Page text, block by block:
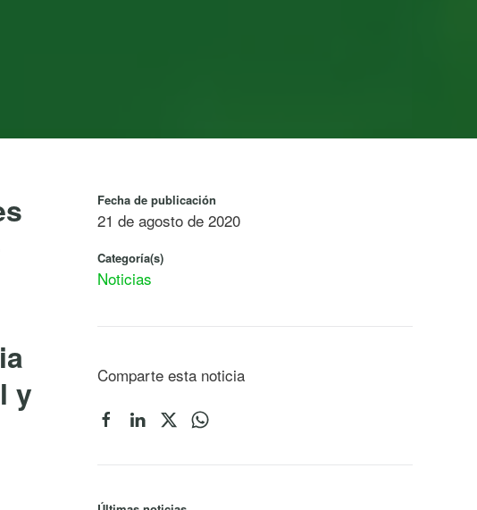
y
Fecha de publicación
21 de agosto de 2020
Categoría(s)
Noticias
Comparte esta noticia